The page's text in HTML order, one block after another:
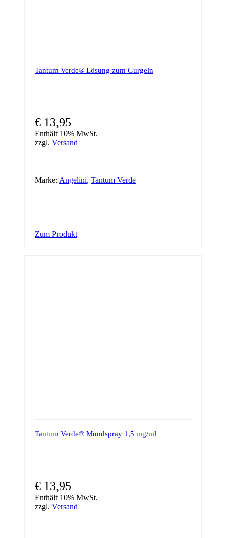
Tantum Verde® Lösung zum Gurgeln
€ 13,95
Enthält 10% MwSt.
zzgl. Versand
Marke: Angelini, Tantum Verde
Zum Produkt
Tantum Verde® Mundspray 1,5 mg/ml
€ 13,95
Enthält 10% MwSt.
zzgl. Versand